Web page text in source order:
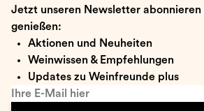
Jetzt unseren Newsletter abonnieren
genießen:
Aktionen und Neuheiten
Weinwissen & Empfehlungen
Updates zu Weinfreunde plus
Ihre E-Mail hier